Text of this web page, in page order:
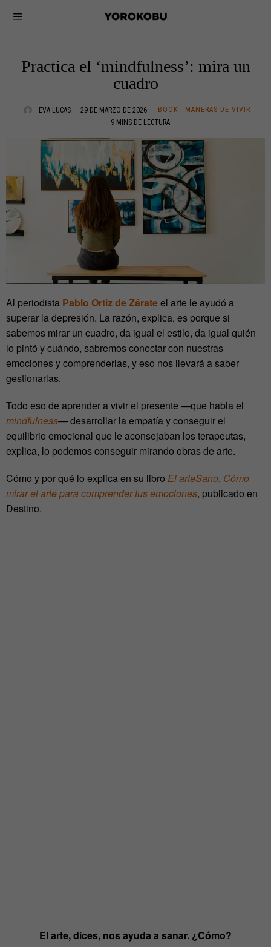
Practica el ‘mindfulness’: mira un
cuadro
EVA LUCAS 29 DE MARZO DE 2026 BOOK · MANERAS DE VIVIR
9 MINS DE LECTURA
Al periodista Pablo Ortiz de Zárateel arte le ayudó a
superar la depresión. La razón, explica, es porque si
sabemos mirar un cuadro, da igual el estilo, da igual quién
lo pintó y cuándo, sabremos conectar con nuestras
emociones y comprenderlas, y eso nos llevará a saber
gestionarlas.
Todo eso de aprender a vivir el presente —que habla el
mindfulness— desarrollar la empatía y conseguir el
equilibrio emocional que le aconsejaban los terapeutas,
explica, lo podemos conseguir mirando obras de arte.
Cómo y por qué lo explica en su libro El arteSano. Cómo
mirar el arte para comprender tus emociones, publicado en
Destino.
El arte, dices, nos ayuda a sanar. ¿Cómo?